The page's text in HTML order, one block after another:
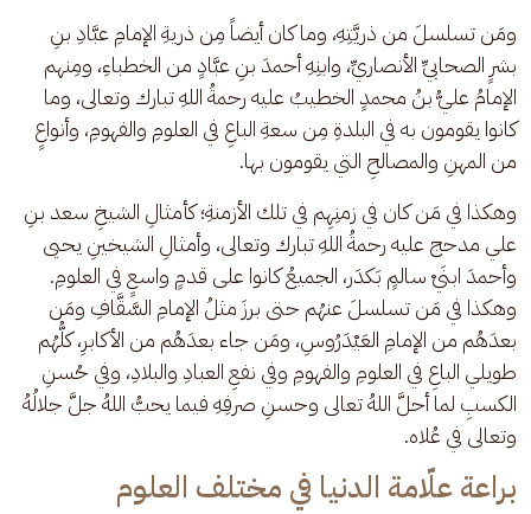
ومَن تسلسلَ من ذريَّتِهِ، وما كان أيضاً مِن ذريةِ الإمامِ عبَّادِ بنِ
بشرٍ الصحابيِّ الأنصاريِّ، وابنِهِ أحمدَ بنِ عبَّادٍ من الخطباءِ، ومِنهم
الإمامُ عليُّ بنُ محمدٍ الخطيبُ عليه رحمةُ اللهِ تبارك وتعالى، وما
كانوا يقومون به في البلدةِ مِن سعةِ الباعِ في العلومِ والفهومِ، وأنواعٍ
من المهنِ والمصالحِ التي يقومون بها.
وهكذا في مَن كان في زمنِهِم في تلك الأزمنةِ؛ كأمثالِ الشيخِ سعد بنِ
علي مدحج عليه رحمةُ اللهِ تبارك وتعالى، وأمثالِ الشيخينِ يحيى
وأحمدَ ابنَيْ سالمٍ بَكدَر، الجميعُ كانوا على قدمٍ واسعٍ في العلومِ.
وهكذا في مَن تسلسلَ عنهُم حتى برزَ مثلُ الإمامِ السَّقَّافِ ومَن
بعدَهُم من الإمامِ العَيْدَرُوسِ، ومَن جاء بعدَهُم من الأكابرِ، كلُّهُم
طويلي الباعِ في العلومِ والفهومِ وفي نفعِ العبادِ والبلادِ، وفي حُسنِ
الكسبِ لما أحلَّ اللهُ تعالى وحسنِ صرفِهِ فيما يحبُّ اللهُ جلَّ جلالُهُ
وتعالى في عُلاه.
براعة علّامة الدنيا في مختلف العلوم